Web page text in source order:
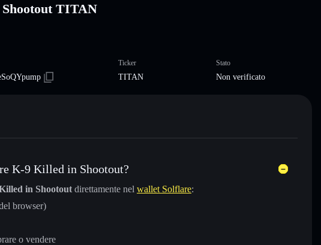
TITAN
Ticker
TITAN
Stato
Non verificato
K-9 Killed in Shootout?
in Shootout direttamente nel wallet Solflare:
browser)
o vendere